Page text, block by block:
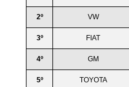
2º VW
3º FIAT
4º GM
5º TOYOTA